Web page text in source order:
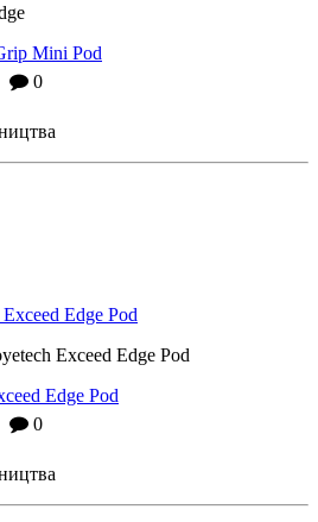
Mini Pod
0
Exceed Edge Pod
Edge Pod
0